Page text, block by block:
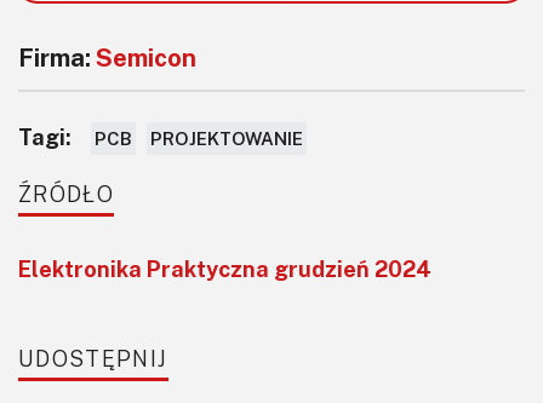
Firma: Semicon
Tagi: PCB PROJEKTOWANIE
ŹRÓDŁO
Elektronika Praktyczna grudzień 2024
UDOSTĘPNIJ